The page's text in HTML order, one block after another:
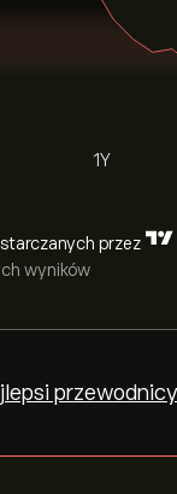
1Y
przez
wyników